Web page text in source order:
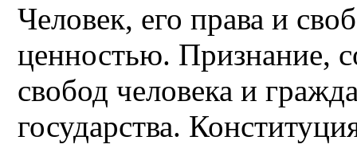
Человек, его права и
ценностью. Признание,
свобод человека и
государства.